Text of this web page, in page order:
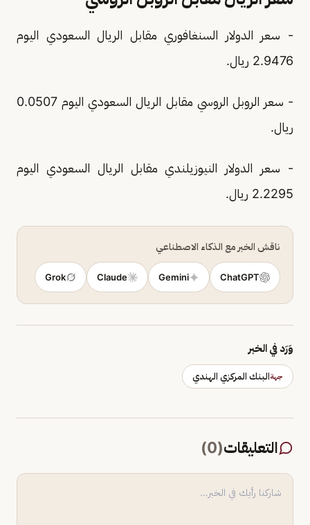
- سعر الدولار السنغافوري مقابل الريال السعودي اليوم
2.9476 ريال.
- سعر الروبل الروسي مقابل الريال السعودي اليوم 0.0507
ريال.
- سعر الدولار النيوزيلندي مقابل الريال السعودي اليوم
2.2295 ريال.
ناقش الخبر مع الذكاء الاصطناعي
ChatGPT
Gemini
Claude
Grok
وَرَد في الخبر
جهةالبنك المركزي الهندي
التعليقات(
0
)